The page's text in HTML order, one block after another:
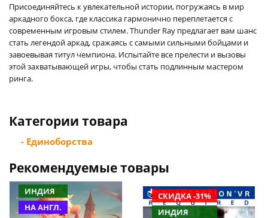
Присоединяйтесь к увлекательной истории, погружаясь в мир
аркадного бокса, где классика гармонично переплетается с
современным игровым стилем. Thunder Ray предлагает вам шанс
стать легендой аркад, сражаясь с самыми сильными бойцами и
завоевывая титул чемпиона. Испытайте все прелести и вызовы
этой захватывающей игры, чтобы стать подлинным мастером
ринга.
Категории товара
- Единоборства
Рекомендуемые товары
ИНДИЯ
НА АНГЛ.
СКИДКА -31%
ИНДИЯ